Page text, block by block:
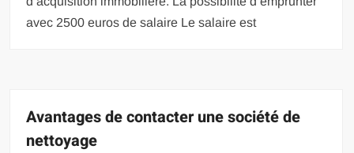
avec 2500 euros de salaire Le salaire est
Avantages de contacter une société de
nettoyage